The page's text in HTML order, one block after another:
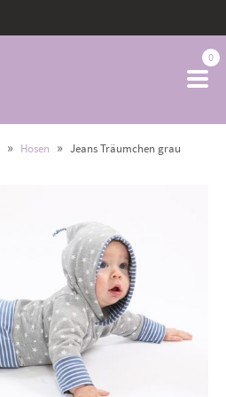
0
» Hosen » Jeans Träumchen grau